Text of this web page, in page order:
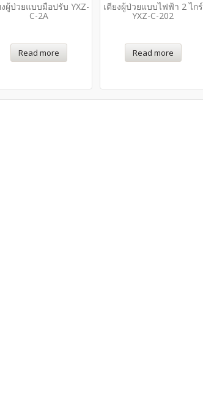
งผู้ป่วยแบบมือปรับ YXZ-
C-2A
Read more
เตียงผู้ป่วยแบบไฟฟ้า 2 ไกร์
YXZ-C-202
Read more